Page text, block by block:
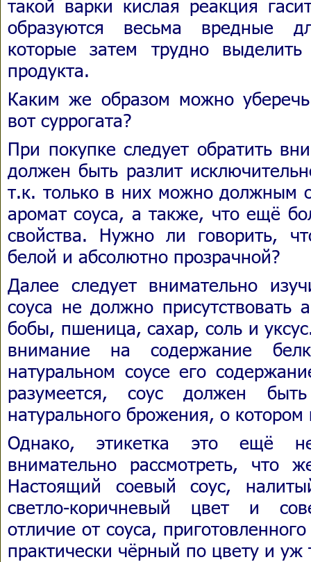
такой варки кислая реакция
образуются весьма вредные
которые затем трудно
продукта.
Каким же образом можно
вот суррогата?
При покупке следует обратить
должен быть разлит
т.к. только в них можно должным
аромат соуса, а также, что ещё
свойства. Нужно ли говорить,
белой и абсолютно прозрачной?
Далее следует внимательно
соуса не должно присутствовать
бобы, пшеница, сахар, соль и
внимание на содержание
натуральном соусе его
разумеется, соус должен
натурального брожения, о
Однако, этикетка это ещё
внимательно рассмотреть, что
Настоящий соевый соус,
светло-коричневый цвет и
отличие от соуса,
практически чёрный по цвету и